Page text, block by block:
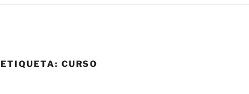
ETIQUETA: CURSO